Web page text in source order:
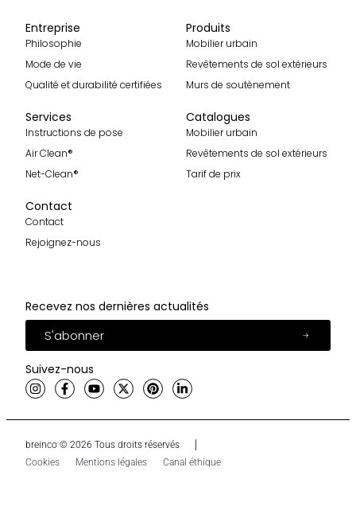
Entreprise
Philosophie
Mode de vie
Qualité et durabilité certifiées
Produits
Mobilier urbain
Revêtements de sol extérieurs
Murs de soutènement
Services
Instructions de pose
Air Clean®
Net-Clean®
Catalogues
Mobilier urbain
Revêtements de sol extérieurs
Tarif de prix
Contact
Contact
Rejoignez-nous
Recevez nos dernières actualités
S'abonner
Suivez-nous
breinco © 2026 Tous droits réservés
Cookies
Mentions légales Canal éthique